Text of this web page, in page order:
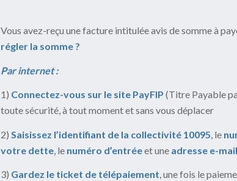
Vous avez-reçu une facture intitulée avis de somme à
régler la somme ?
Par internet :
1) Connectez-vous sur le site PayFIP (Titre Payable
toute sécurité, à tout moment et sans vous déplacer
2) Saisissez l’identifiant de la collectivité 10095 , le
votre dette , le numéro d’entréeet une adresse e-
3) Gardez le ticket de télépaiement, une fois le